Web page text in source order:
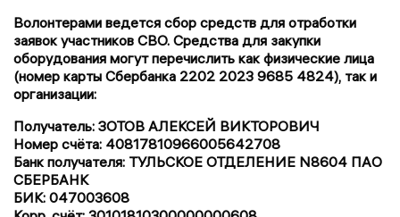
Волонтерами ведется сбор средств для отработки
заявок участников СВО. Средства для закупки
оборудования могут перечислить как физические лица
(номер карты Сбербанка 2202 2023 9685 4824), так и
организации:
Получатель: ЗОТОВ АЛЕКСЕЙ ВИКТОРОВИЧ
Номер счёта: 40817810966005642708
Банк получателя: ТУЛЬСКОЕ ОТДЕЛЕНИЕ N8604 ПАО
СБЕРБАНК
БИК: 047003608